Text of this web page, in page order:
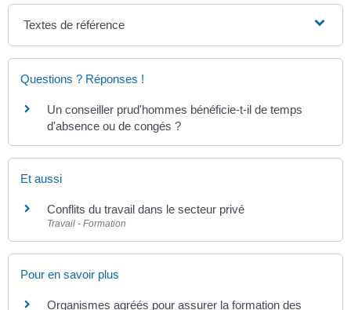
Textes de référence
Questions ? Réponses !
Un conseiller prud'hommes bénéficie-t-il de temps
d'absence ou de congés ?
Et aussi
Conflits du travail dans le secteur privé
Travail - Formation
Pour en savoir plus
Organismes agréés pour assurer la formation des